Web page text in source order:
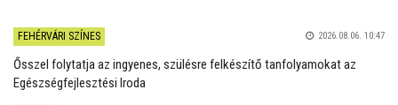
FEHÉRVÁRI SZÍNES 2026.08.06. 10:47
Ősszel folytatja az ingyenes, szülésre felkészítő tanfolyamokat az
Egészségfejlesztési Iroda